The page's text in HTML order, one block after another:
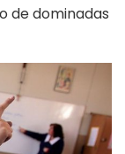
de dominadas